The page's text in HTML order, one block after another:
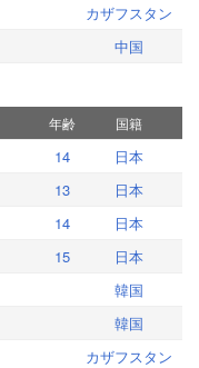
カザフスタン
中国
年齢 国籍
14
日本
13
日本
14
日本
15
日本
韓国
韓国
カザフスタン